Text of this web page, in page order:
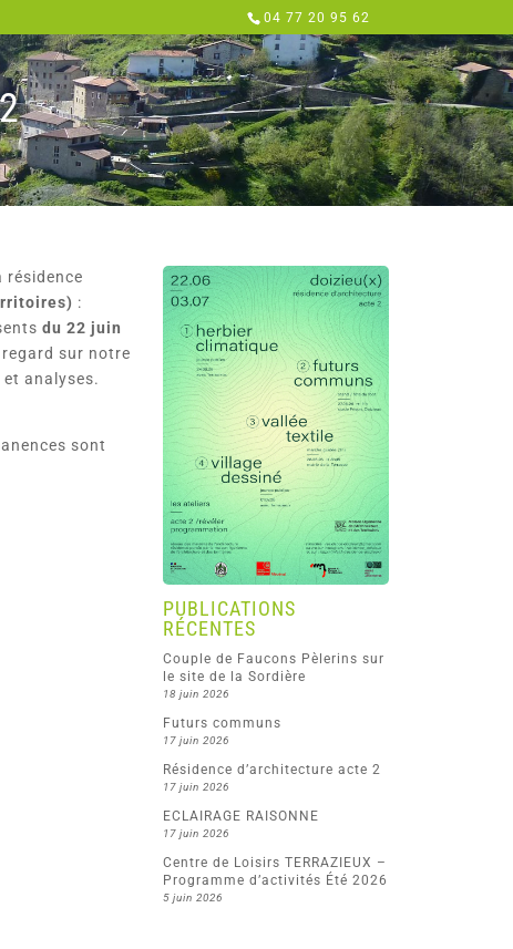
04 77 20 95 62
résidence
:
du 22 juin
sur notre
analyses.
sont
PUBLICATIONS
RÉCENTES
Couple de Faucons Pèlerins sur
le site de la Sordière
18 juin 2026
Futurs communs
17 juin 2026
Résidence d’architecture acte 2
17 juin 2026
ECLAIRAGE RAISONNE
17 juin 2026
Centre de Loisirs TERRAZIEUX –
Programme d’activités Été 2026
5 juin 2026